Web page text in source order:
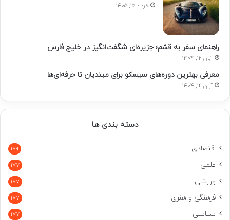
خرداد 15, 1405
راهنمای سفر به قشم؛ جزیره‌ای شگفت‌انگیز در خلیج فارس
آبان 12, 1404
معرفی بهترین دوره‌های سیسکو برای مبتدیان تا حرفه‌ای‌ها
آبان 12, 1404
دسته بندی ها
اقتصادی 179
علمی 177
ورزشی 177
فرهنگی و هنری 177
سیاسی 177